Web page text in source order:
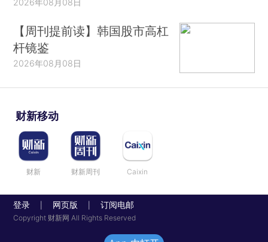
2026年08月08日
【周刊提前读】韩国股市高杠
杆镜鉴
2026年08月08日
财新移动
财新 财新周刊 Caixin
登录 网页版 订阅电邮
Copyright 财新网 All Rights Reserved